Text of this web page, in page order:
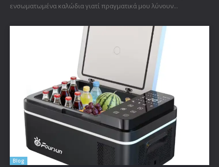
ενσωματωμένα καλώδια γιατί πραγματικά μου λύνουν...
Blog